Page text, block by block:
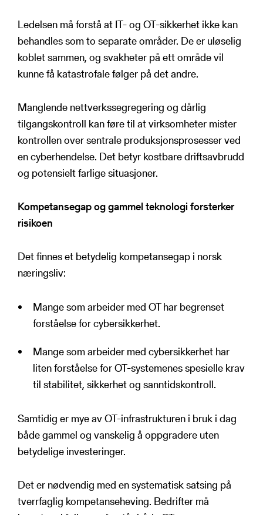
Ledelsen må forstå at IT- og OT-sikkerhet ikke kan
behandles som to separate områder. De er uløselig
koblet sammen, og svakheter på ett område vil
kunne få katastrofale følger på det andre.
Manglende nettverkssegregering og dårlig
tilgangskontroll kan føre til at virksomheter mister
kontrollen over sentrale produksjonsprosesser ved
en cyberhendelse. Det betyr kostbare driftsavbrudd
og potensielt farlige situasjoner.
Kompetansegap og gammel teknologi forsterker
risikoen
Det finnes et betydelig kompetansegap i norsk
næringsliv:
Mange som arbeider med OT har begrenset
forståelse for cybersikkerhet.
Mange som arbeider med cybersikkerhet har
liten forståelse for OT-systemenes spesielle krav
til stabilitet, sikkerhet og sanntidskontroll.
Samtidig er mye av OT-infrastrukturen i bruk i dag
både gammel og vanskelig å oppgradere uten
betydelige investeringer.
Det er nødvendig med en systematisk satsing på
tverrfaglig kompetanseheving. Bedrifter må